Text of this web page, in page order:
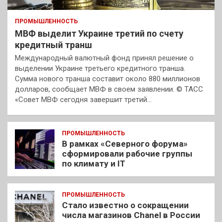
ПРОМЫШЛЕННОСТЬ
МВФ выделит Украине третий по счету
кредитный транш
Международный валютный фонд принял решение о
выделении Украине третьего кредитного транша.
Сумма нового транша составит около 880 миллионов
долларов, сообщает МВФ в своем заявлении. © ТАСС
«Совет МВФ сегодня завершит третий…
ПРОМЫШЛЕННОСТЬ
В рамках «Северного форума»
сформировали рабочие группы
по климату и IT
ПРОМЫШЛЕННОСТЬ
Стало известно о сокращении
числа магазинов Chanel в России